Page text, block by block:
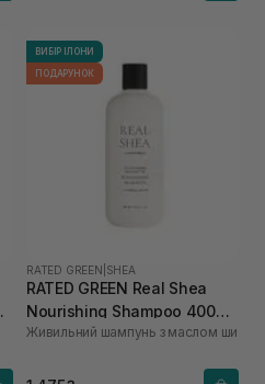
ВИБІР ІЛОНИ
ПОДАРУНОК
RATED GREEN SHEA
RATED GREEN Real Shea
Nourishing Shampoo 400
мл
Живильний шампунь з маслом ши